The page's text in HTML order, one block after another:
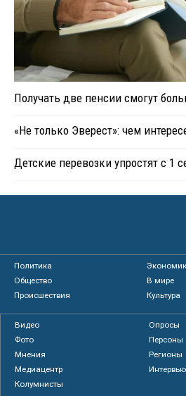
Получать две пенсии смогут
«Не только Эверест»: чем
Детские перевозки упростят с 1
Политика
Общество
В мире
Происшествия
Культура
Видео
Опросы
Фото
Персоны
Мнения
Регионы
Медиацентр
Интервью
Колумнисты